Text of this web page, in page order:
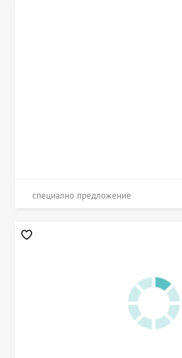
специално предложение